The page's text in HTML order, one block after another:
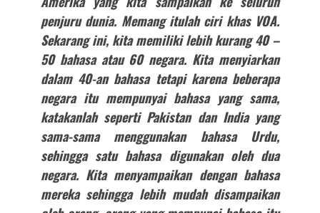
penjuru dunia. Memang itulah ciri khas VOA.
Sekarang ini, kita memiliki lebih kurang 40 –
50 bahasa atau 60 negara. Kita menyiarkan
dalam 40-an bahasa tetapi karena beberapa
negara itu mempunyai bahasa yang sama,
katakanlah seperti Pakistan dan India yang
sama-sama menggunakan bahasa Urdu,
sehingga satu bahasa digunakan oleh dua
negara. Kita menyampaikan dengan bahasa
mereka sehingga lebih mudah disampaikan